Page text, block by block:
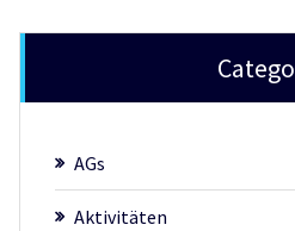
AGs
Aktivitäten